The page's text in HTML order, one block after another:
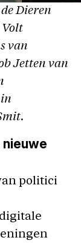
Dieren
Volt
van
Jetten van
politici